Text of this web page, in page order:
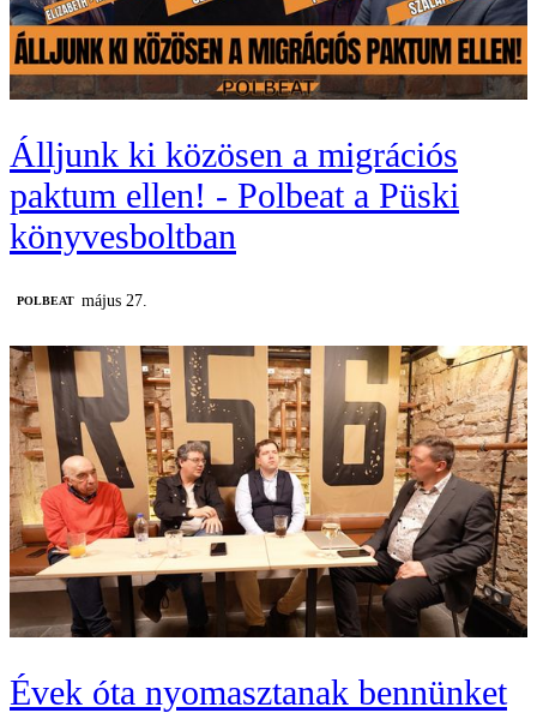
Álljunk ki közösen a migrációs
paktum ellen! - Polbeat a Püski
könyvesboltban
‎POLBEAT május 27.
Évek óta nyomasztanak bennünket